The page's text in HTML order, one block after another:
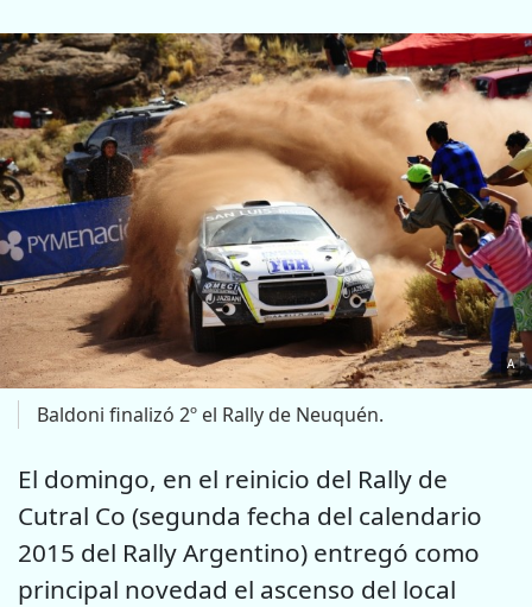
A
Baldoni finalizó 2º el Rally de Neuquén.
El domingo, en el reinicio del Rally de
Cutral Co (segunda fecha del calendario
2015 del Rally Argentino) entregó como
principal novedad el ascenso del local